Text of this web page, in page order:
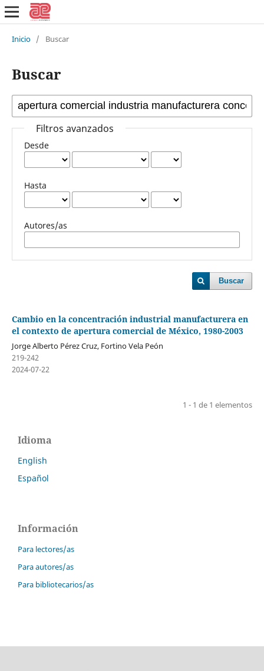
Inicio / Buscar
Buscar
Filtros avanzados
Desde
Hasta
Autores/as
Buscar
Cambio en la concentración industrial manufacturera en
el contexto de apertura comercial de México, 1980-2003
Jorge Alberto Pérez Cruz, Fortino Vela Peón
219-242
2024-07-22
1 - 1 de 1 elementos
Idioma
English
Español
Información
Para lectores/as
Para autores/as
Para bibliotecarios/as